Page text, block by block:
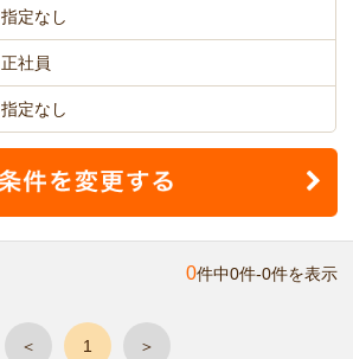
指定なし
正社員
指定なし
0件中0件-0件を表示
＜ 1 ＞